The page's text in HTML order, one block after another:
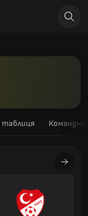
таблиця